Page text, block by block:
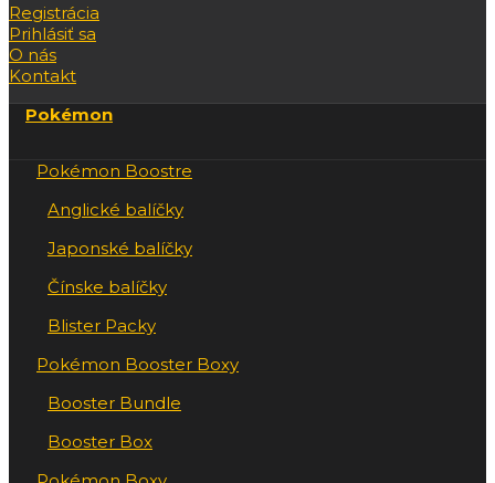
Registrácia
Prihlásiť sa
O nás
Kontakt
Pokémon
Pokémon Boostre
Anglické balíčky
Japonské balíčky
Čínske balíčky
Blister Packy
Pokémon Booster Boxy
Booster Bundle
Booster Box